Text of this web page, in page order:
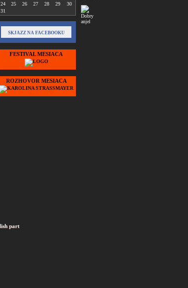
24
25 26 27 28 29
30
31
SKJAZZ NA FACEBOOKU
FESTIVAL MESIACA
ROZHOVOR MESIACA